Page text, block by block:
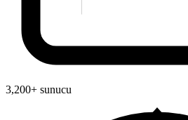
3,200+ sunucu